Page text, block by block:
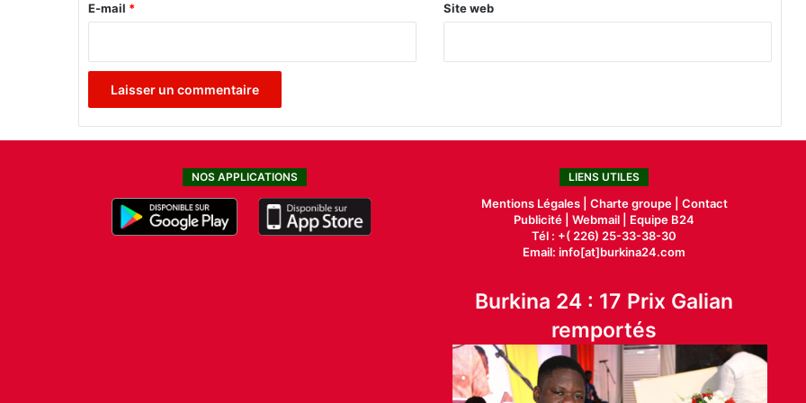
e
E-mail * Site web
NOS APPLICATIONS LIENS UTILES
Mentions Légales | Charte groupe | Contact
Publicité |Webmail |
Equipe B24
Tél : +( 226) 25-33-38-30
Email: info[at]burkina24.com
Burkina 24 : 17 Prix Galian
remportés